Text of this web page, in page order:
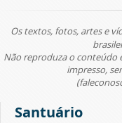
Os textos, fotos, artes e
Não reproduza o conteúdo
impresso,
Santuário